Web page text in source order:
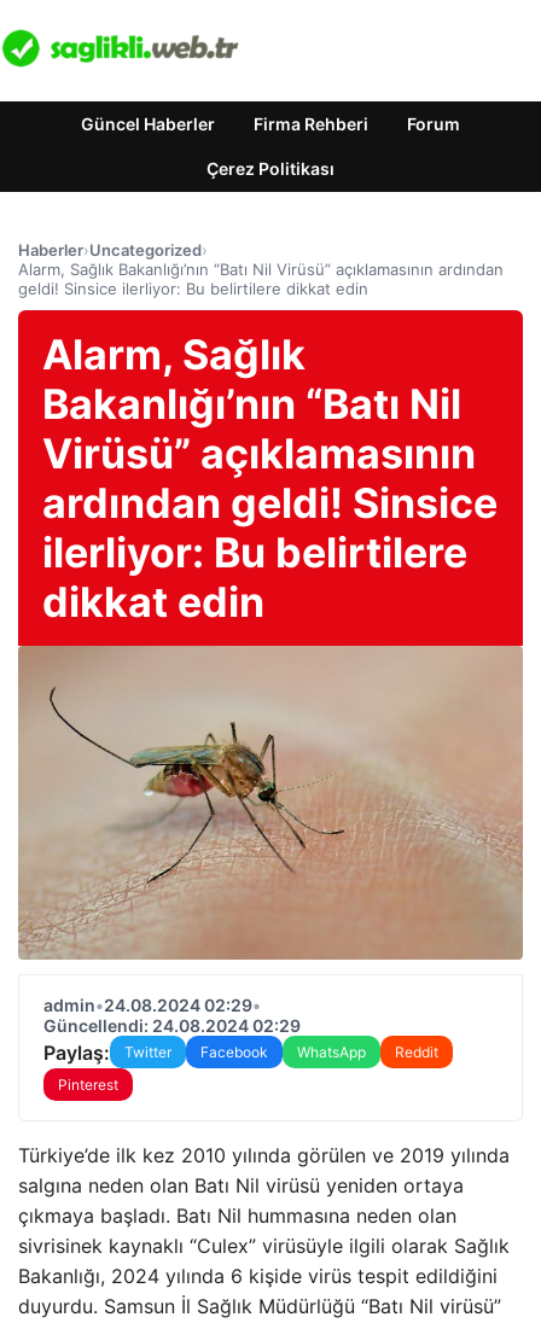
Güncel Haberler Firma Rehberi Forum
Çerez Politikası
Haberler›Uncategorized›
Alarm, Sağlık Bakanlığı’nın “Batı Nil Virüsü” açıklamasının ardından
geldi! Sinsice ilerliyor: Bu belirtilere dikkat edin
Alarm, Sağlık
Bakanlığı’nın “Batı Nil
Virüsü” açıklamasının
ardından geldi! Sinsice
ilerliyor: Bu belirtilere
dikkat edin
admin•24.08.2024 02:29•
Güncellendi: 24.08.2024 02:29
Paylaş: Twitter Facebook WhatsApp
Reddit
Pinterest
Türkiye’de ilk kez 2010 yılında görülen ve 2019 yılında
salgına neden olan Batı Nil virüsü yeniden ortaya
çıkmaya başladı. Batı Nil hummasına neden olan
sivrisinek kaynaklı “Culex” virüsüyle ilgili olarak Sağlık
Bakanlığı, 2024 yılında 6 kişide virüs tespit edildiğini
duyurdu. Samsun İl Sağlık Müdürlüğü “Batı Nil virüsü”